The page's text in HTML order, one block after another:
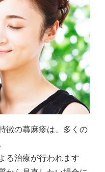
徴の蕁麻疹は、多くの
る治療が行われます